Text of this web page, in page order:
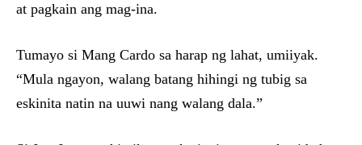
at pagkain ang mag-ina.
Tumayo si Mang Cardo sa harap ng lahat, umiiyak.
“Mula ngayon, walang batang hihingi ng tubig sa
eskinita natin na uuwi nang walang dala.”